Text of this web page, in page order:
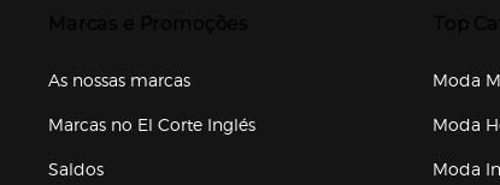
As nossas marcas
Marcas no El Corte Inglés
Saldos
Moda
Moda
Moda